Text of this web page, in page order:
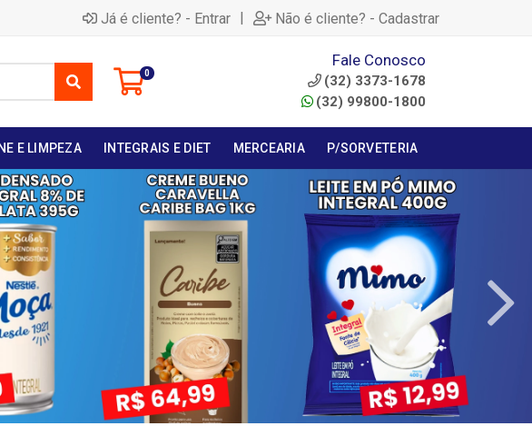
Já é cliente? - Entrar | Não é cliente? - Cadastrar
0
Fale Conosco
(32) 3373-1678
(32) 99800-1800
E LIMPEZA INTEGRAIS E DIET MERCEARIA P/SORVETERIA